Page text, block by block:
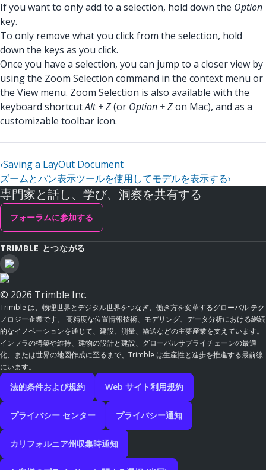
If you want to only add to a selection, hold down the Option
key.
To only remove what you click from the selection, hold
down the keys as you click.
Once you have a selection, you can jump to a closer view by
using the Zoom Selection command in the context menu or
the View menu. Zoom Selection is also available with the
keyboard shortcutAlt + Z(or Option + Zon Mac), and as a
customizable toolbar icon.
‹Saving a LayOut Document
ズームとパン表示ツールを使用してモデルを表示する›
専門家と話し、学び、洞察を共有する
フォーラムに参加する
TRIMBLE とつながる
© 2026 Trimble Inc.
Trimble は、物理世界とデジタル世界をつなぎ、働き方を変革するグローバル テク
ノロジー企業です。 高精度な位置情報技術、モデリング、データ分析における継続
的なイノベーションを通じて、建設、測量、輸送などの主要産業を支えています。
インフラの構築や維持、建物の設計と建設、グローバルサプライチェーンの最適
化、または世界の地図作成に至るまで、Trimble は生産性と進歩を推進する最前線
にいます。
法的条件および規約 Web サイト利用規約
プライバシー センター プライバシー通知
カリフォルニア州収集時通知